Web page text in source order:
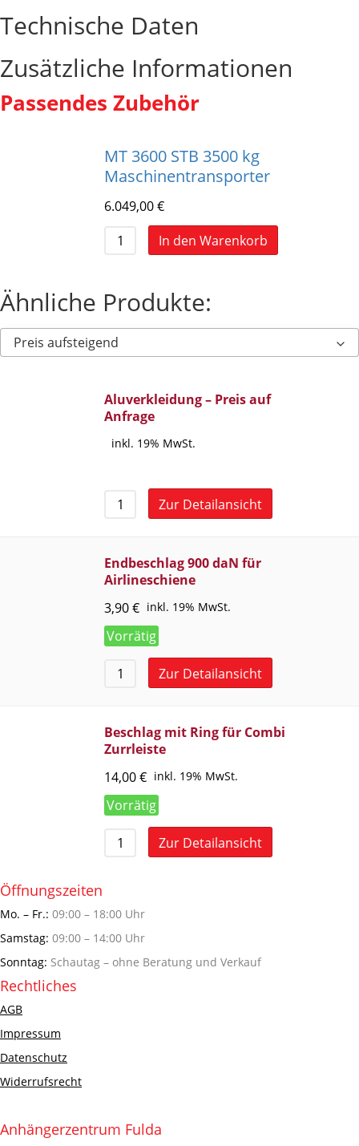
Technische Daten
Zusätzliche Informationen
Passendes Zubehör
MT 3600 STB 3500 kg
Maschinentransporter
6.049,00€
In den Warenkorb
Ähnliche Produkte:
Preis aufsteigend
Aluverkleidung – Preis auf
Anfrage
inkl. 19% MwSt.
Zur Detailansicht
Endbeschlag 900 daN für
Airlineschiene
3,90€ inkl. 19% MwSt.
Vorrätig
Zur Detailansicht
Beschlag mit Ring für Combi
Zurrleiste
14,00€ inkl. 19% MwSt.
Vorrätig
Zur Detailansicht
Öffnungszeiten
Mo. – Fr.: 09:00 – 18:00 Uhr
Samstag: 09:00 – 14:00 Uhr
Sonntag: Schautag – ohne Beratung und Verkauf
Rechtliches
AGB
Impressum
Datenschutz
Widerrufsrecht
Anhängerzentrum Fulda